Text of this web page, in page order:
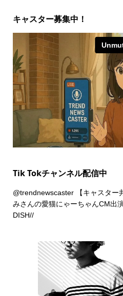
キャスター募集中！
Tik Tokチャンネル配信中
@trendnewscaster【キャスター
みさんの愛猫にゃーちゃんCM
DISH//